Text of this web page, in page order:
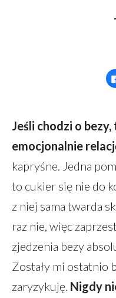
Jeśli chodzi o
emocjonalnie
kapryśne. Jedna
to cukier się nie do
z niej sama twarda
raz nie, więc
zjedzenia bezy
Zostały mi ostatnio
zaryzykuję. Nigdy